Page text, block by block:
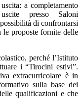
a completamento
presso Saloni
di confrontarsi
proposte fornite delle
perché l’Istituto
i “Tirocini estivi”.
extracurricolare è in
sulla base dei
qualificazioni e che